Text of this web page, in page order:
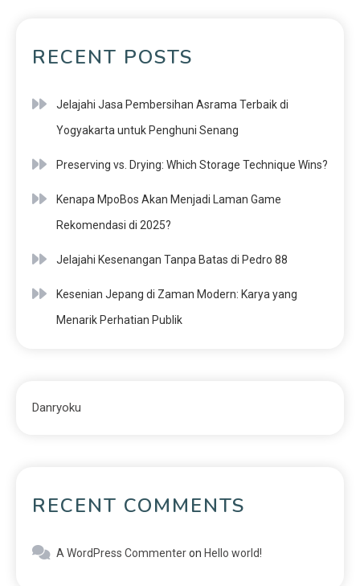
RECENT POSTS
Jelajahi Jasa Pembersihan Asrama Terbaik di
Yogyakarta untuk Penghuni Senang
Preserving vs. Drying: Which Storage Technique Wins?
Kenapa MpoBos Akan Menjadi Laman Game
Rekomendasi di 2025?
Jelajahi Kesenangan Tanpa Batas di Pedro 88
Kesenian Jepang di Zaman Modern: Karya yang
Menarik Perhatian Publik
Danryoku
RECENT COMMENTS
A WordPress Commenteron Hello world!